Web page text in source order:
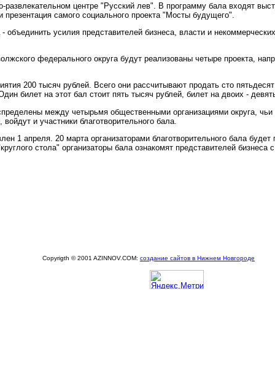
развлекательном центре "Русский лев". В программу бала входят
самого социального проекта "Мосты будущего".
объединить усилия представителей бизнеса, власти и
федерального округа будут реализованы четыре проекта,
200 тысяч рублей. Всего они рассчитывают продать сто
билет на этот бал стоит пять тысяч рублей, билет на двоих -
между четырьмя общественными организациями округа,
и участники благотворительного бала.
1 апреля. 20 марта организаторами благотворительного бала
стола" организаторы бала ознакомят представителей
Copyrigth © 2001 AZINNOV.COM: создание сайтов в Нижнем Новгороде